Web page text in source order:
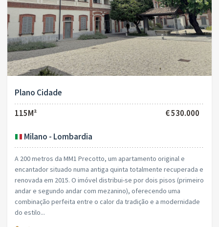
Plano Cidade
115M²
€ 530.000
Milano - Lombardia
A 200 metros da MM1 Precotto, um apartamento original e
encantador situado numa antiga quinta totalmente recuperada e
renovada em 2015. O imóvel distribui-se por dois pisos (primeiro
andar e segundo andar com mezanino), oferecendo uma
combinação perfeita entre o calor da tradição e a modernidade
do estilo...